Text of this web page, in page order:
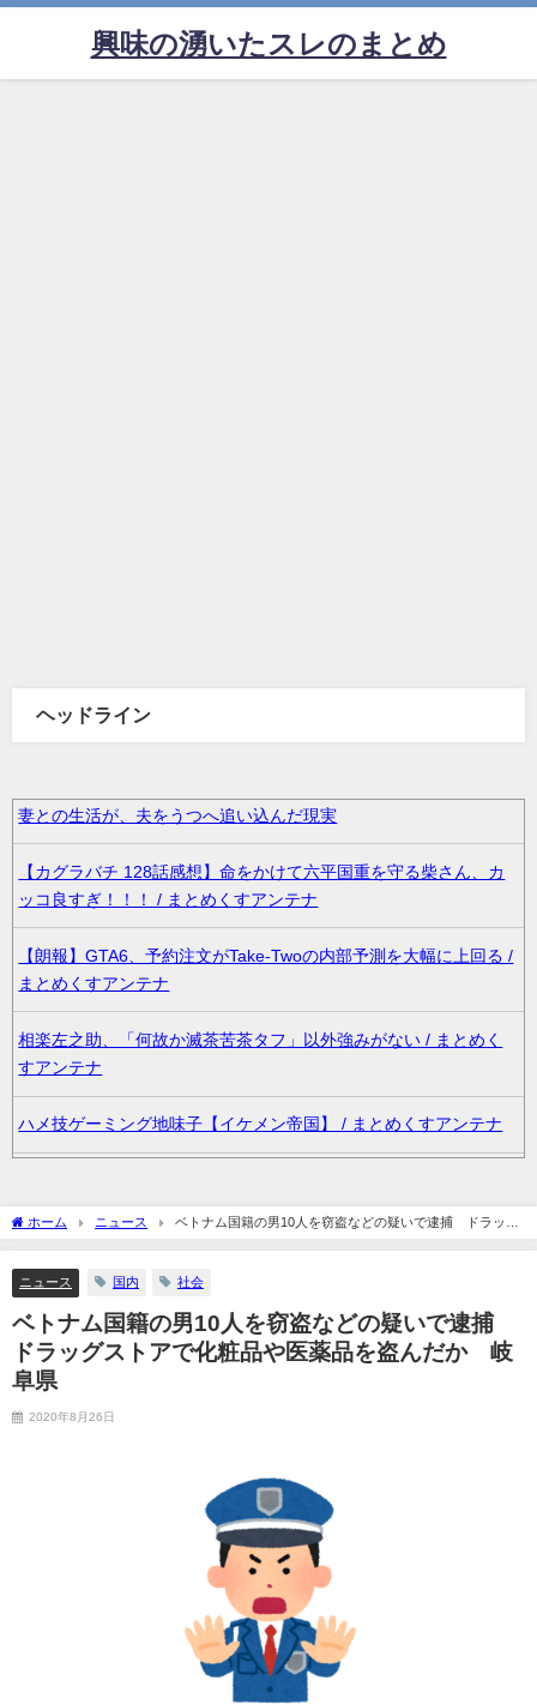
興味の湧いたスレのまとめ
ヘッドライン
妻との生活が、夫をうつへ追い込んだ現実
【カグラバチ 128話感想】命をかけて六平国重を守る柴さん、カ
ッコ良すぎ！！！ / まとめくすアンテナ
【朗報】GTA6、予約注文がTake-Twoの内部予測を大幅に上回る /
まとめくすアンテナ
相楽左之助、「何故か滅茶苦茶タフ」以外強みがない / まとめく
すアンテナ
ハメ技ゲーミング地味子【イケメン帝国】 / まとめくすアンテナ
めくすアンテナ
ない言葉が飛び出した… 他 / 2chnaviヘッドライン
クーラーボックス積んで出発→途中で買い足し…50代公務員の“ド
ライブ”が地獄すぎた 他 / 2chnaviヘッドライン
【画像】人気Vチューバーさん、とんでもない姿を披露ｗｗｗｗｗ
ｗｗｗｗｗ 他 / 2chnaviヘッドライン
【悲報】2050年の日本、独身ボッチ祭りが現実になるとかｗｗｗ
ｗ 他 / 2chnaviヘッドライン
Powered by livedoor 相互RSS
ホーム ニュース
ベトナム国籍の男10人を窃盗などの疑いで逮捕 ドラッグ
ストアで化粧品や医薬品を盗んだか 岐阜県
ニュース 国内 社会
ベトナム国籍の男10人を窃盗などの疑いで逮捕
ドラッグストアで化粧品や医薬品を盗んだか 岐
阜県
2020年8月26日